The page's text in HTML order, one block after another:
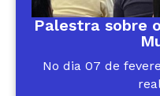
Palestra sobre
No dia 07 de